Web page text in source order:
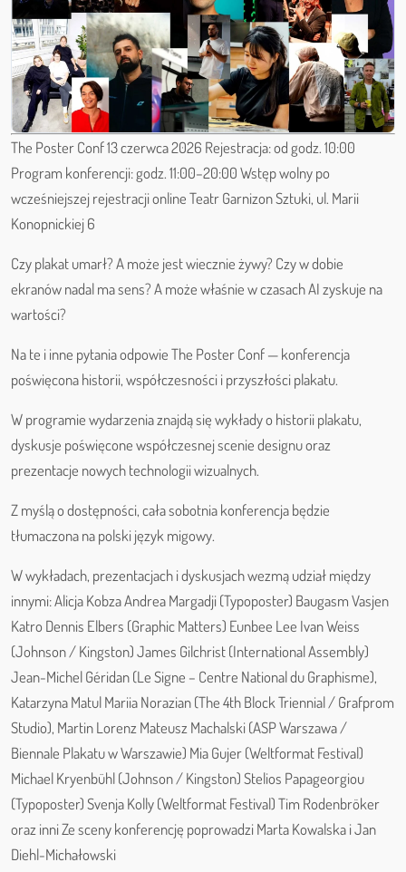
The Poster Conf 13 czerwca 2026 Rejestracja: od godz. 10:00
Program konferencji: godz. 11:00–20:00 Wstęp wolny po
wcześniejszej rejestracji online Teatr Garnizon Sztuki, ul. Marii
Konopnickiej 6
Czy plakat umarł? A może jest wiecznie żywy? Czy w dobie
ekranów nadal ma sens? A może właśnie w czasach AI zyskuje na
wartości?
Na te i inne pytania odpowie The Poster Conf — konferencja
poświęcona historii, współczesności i przyszłości plakatu.
W programie wydarzenia znajdą się wykłady o historii plakatu,
dyskusje poświęcone współczesnej scenie designu oraz
prezentacje nowych technologii wizualnych.
Z myślą o dostępności, cała sobotnia konferencja będzie
tłumaczona na polski język migowy.
W wykładach, prezentacjach i dyskusjach wezmą udział między
innymi: Alicja Kobza Andrea Margadji (Typoposter) Baugasm Vasjen
Katro Dennis Elbers (Graphic Matters) Eunbee Lee Ivan Weiss
(Johnson / Kingston) James Gilchrist (International Assembly)
Jean-Michel Géridan (Le Signe – Centre National du Graphisme),
Katarzyna Matul Mariia Norazian (The 4th Block Triennial / Grafprom
Studio), Martin Lorenz Mateusz Machalski (ASP Warszawa /
Biennale Plakatu w Warszawie) Mia Gujer (Weltformat Festival)
Michael Kryenbühl (Johnson / Kingston) Stelios Papageorgiou
(Typoposter) Svenja Kolly (Weltformat Festival) Tim Rodenbröker
oraz inni Ze sceny konferencję poprowadzi Marta Kowalska i Jan
Diehl-Michałowski